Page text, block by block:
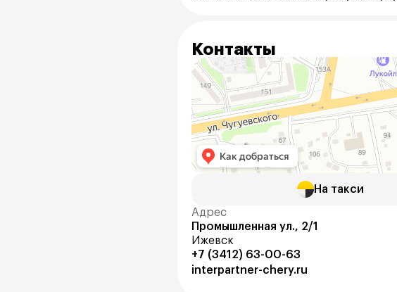
Контакты
На такси
Адрес
Промышленная ул., 2/1
Ижевск
+7 (3412) 63-00-63
interpartner-chery.ru